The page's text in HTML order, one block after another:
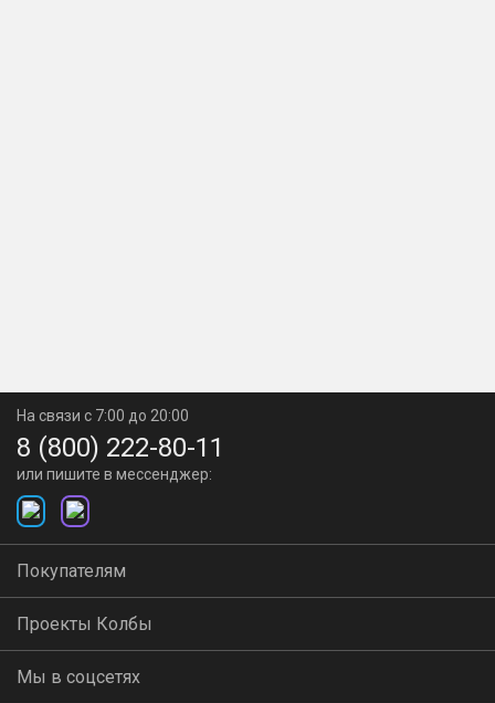
На связи с 7:00 до 20:00
8 (800) 222-80-11
или пишите в мессенджер:
Покупателям
Проекты Колбы
Мы в соцсетях